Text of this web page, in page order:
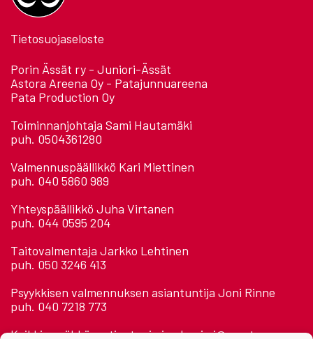
Tietosuojaseloste
Porin Ässät ry - Juniori-Ässät
Astora Areena Oy - Patajunnuareena
Pata Production Oy
Toiminnanjohtaja Sami Hautamäki
puh. 0504361280
Valmennuspäällikkö Kari Miettinen
puh. 040 5860 989
Yhteyspäällikkö Juha Virtanen
puh. 044 0595 204
Taitovalmentaja Jarkko Lehtinen
puh. 050 3246 413
Psyykkisen valmennuksen asiantuntija Joni Rinne
puh. 040 7218 773
Kaikkien sähköposti: etunimi.sukunimi@assat.com